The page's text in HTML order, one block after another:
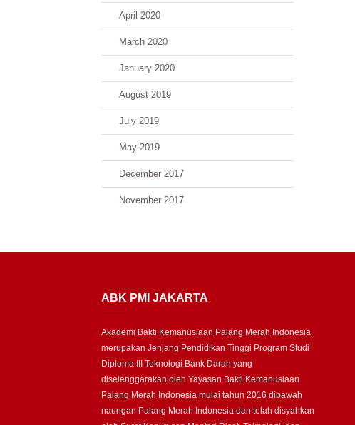
April 2020
March 2020
January 2020
August 2019
July 2019
May 2019
December 2017
November 2017
ABK PMI JAKARTA
Akademi Bakti Kemanusiaan Palang Merah Indonesia
merupakan Jenjang Pendidikan Tinggi Program Studi
Diploma III Teknologi Bank Darah yang
diselenggarakan oleh Yayasan Bakti Kemanusiaan
Palang Merah Indonesia mulai tahun 2016 dibawah
naungan Palang Merah Indonesia dan telah disyahkan